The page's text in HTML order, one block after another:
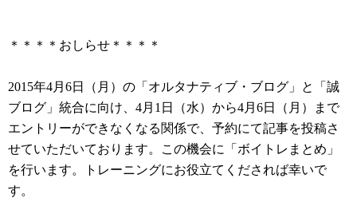
＊＊＊＊おしらせ＊＊＊＊
2015年4月6日（月）の「オルタナティブ・ブログ」と「誠
ブログ」統合に向け、4月1日（水）から4月6日（月）まで
エントリーができなくなる関係で、予約にて記事を投稿さ
せていただいております。この機会に「ボイトレまとめ」
を行います。トレーニングにお役立てくだされば幸いで
す。